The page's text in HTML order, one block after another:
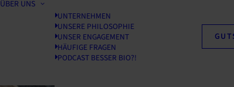
ÜBER UNS
UNTERNEHMEN
UNSERE PHILOSOPHIE
UNSER ENGAGEMENT
HÄUFIGE FRAGEN
PODCAST BESSER BIO?!